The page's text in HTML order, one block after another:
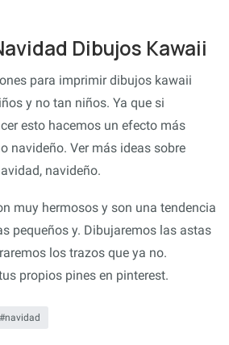
Dibujos Kawaii
para imprimir dibujos kawaii
y no tan niños. Ya que si
esto hacemos un efecto más
navideño. Ver más ideas sobre
navideño.
muy hermosos y son una tendencia
pequeños y. Dibujaremos las astas
los trazos que ya no.
propios pines en pinterest.
navidad